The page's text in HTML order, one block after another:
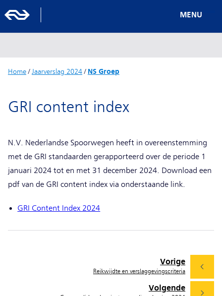
MENU
Home/ Jaarverslag 2024/ NS Groep
GRI content index
N.V. Nederlandse Spoorwegen heeft in overeenstemming
met de GRI standaarden gerapporteerd over de periode 1
januari 2024 tot en met 31 december 2024. Download een
pdf van de GRI content index via onderstaande link.
GRI Content Index 2024
Volgende
Vorige
Reikwijdte en verslaggevingscriteria